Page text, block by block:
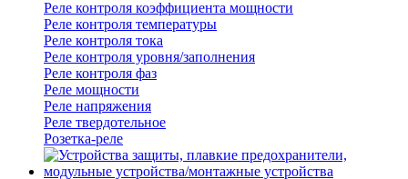
Реле контроля коэффициента мощности
Реле контроля температуры
Реле контроля тока
Реле контроля уровня/заполнения
Реле контроля фаз
Реле мощности
Реле напряжения
Реле твердотельное
Розетка-реле